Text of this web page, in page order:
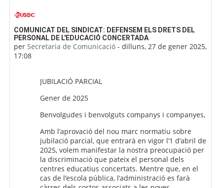
COMUNICAT DEL SINDICAT: DEFENSEM ELS DRETS DEL
PERSONAL DE L'EDUCACIÓ CONCERTADA
perSecretaria de Comunicació -dilluns, 27 de gener 2025,
17:08
Nombre de respostes: 0
JUBILACIÓ PARCIAL
Gener de 2025
Benvolgudes i benvolguts companys i companyes,
Amb l’aprovació del nou marc normatiu sobre
jubilació parcial, que entrarà en vigor l’1 d’abril de
2025, volem manifestar la nostra preocupació per
la discriminació que pateix el personal dels
centres educatius concertats. Mentre que, en el
cas de l’escola pública, l’administració es farà